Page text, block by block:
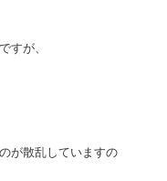
すが、
が散乱していますの